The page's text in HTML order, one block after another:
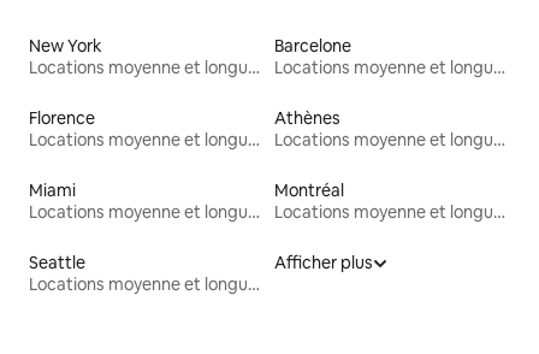
New York
Locations moyenne et longue durée
Barcelone
Locations moyenne et longue durée
Florence
Locations moyenne et longue durée
Athènes
Locations moyenne et longue durée
Miami
Locations moyenne et longue durée
Montréal
Locations moyenne et longue durée
Seattle
Locations moyenne et longue durée
Afficher plus